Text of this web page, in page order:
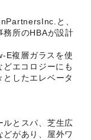
と、
務所のHBAが設計
E複層ガラスを使
エコロジーにも
したエレベータ
ルとスパ、芝生広
があり、屋外ワ